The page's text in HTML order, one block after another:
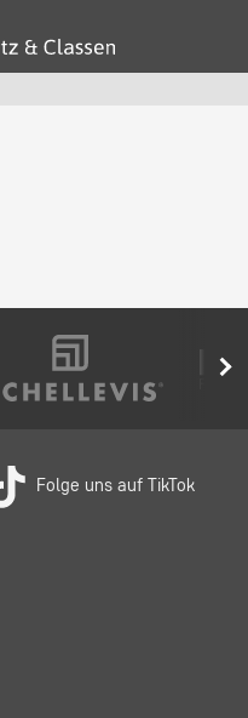
Folge uns auf TikTok